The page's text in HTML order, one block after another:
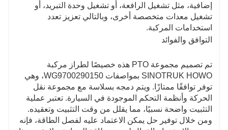
إضافية، مثل تشغيل الرافعة، أو تشغيل وحدة التبريد، أو
تشغيل معدات متخصصة أخرى، وبالتالي تعزيز تعدد
استخدامات المركبة.
التوافق والفوائد
تم تصميم مجموعة PTO هذه خصيصًا لطراز مركبة
SINOTRUK HOWO بمواصفات WG9700290150، وهي
توفر توافقًا ممتازًا. ويتم دمجه بسلاسة مع مجموعة نقل
الحركة وأنظمة التحكم الموجودة في السيارة. تعتبر عملية
التثبيت واضحة نسبيًا، مما يقلل من وقت التثبيت وتعقيده.
ومن خلال توفير حل يمكن الاعتماد عليه لفصل الطاقة، فإنه